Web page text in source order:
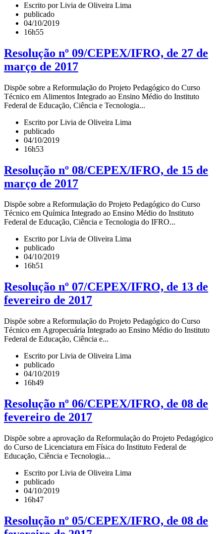
Escrito por Livia de Oliveira Lima
publicado
04/10/2019
16h55
Resolução nº 09/CEPEX/IFRO, de 27 de
março de 2017
Dispõe sobre a Reformulação do Projeto Pedagógico do Curso
Técnico em Alimentos Integrado ao Ensino Médio do Instituto
Federal de Educação, Ciência e Tecnologia...
Escrito por Livia de Oliveira Lima
publicado
04/10/2019
16h53
Resolução nº 08/CEPEX/IFRO, de 15 de
março de 2017
Dispõe sobre a Reformulação do Projeto Pedagógico do Curso
Técnico em Química Integrado ao Ensino Médio do Instituto
Federal de Educação, Ciência e Tecnologia do IFRO...
Escrito por Livia de Oliveira Lima
publicado
04/10/2019
16h51
Resolução nº 07/CEPEX/IFRO, de 13 de
fevereiro de 2017
Dispõe sobre a Reformulação do Projeto Pedagógico do Curso
Técnico em Agropecuária Integrado ao Ensino Médio do Instituto
Federal de Educação, Ciência e...
Escrito por Livia de Oliveira Lima
publicado
04/10/2019
16h49
Resolução nº 06/CEPEX/IFRO, de 08 de
fevereiro de 2017
Dispõe sobre a aprovação da Reformulação do Projeto Pedagógico
do Curso de Licenciatura em Física do Instituto Federal de
Educação, Ciência e Tecnologia...
Escrito por Livia de Oliveira Lima
publicado
04/10/2019
16h47
Resolução nº 05/CEPEX/IFRO, de 08 de